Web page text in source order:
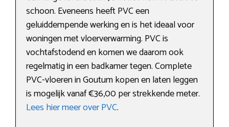
schoon. Eveneens heeft PVC een
geluiddempende werking en is het ideaal voor
woningen met vloerverwarming. PVC is
vochtafstodend en komen we daarom ook
regelmatig in een badkamer tegen. Complete
PVC-vloeren in Goutum kopen en laten leggen
is mogelijk vanaf €36,00 per strekkende meter.
Lees hier meer over PVC.